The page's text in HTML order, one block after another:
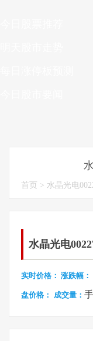
首页 > 水晶光电
水晶光电
实时价格： 涨跌幅：
盘价格： 成交量： 手